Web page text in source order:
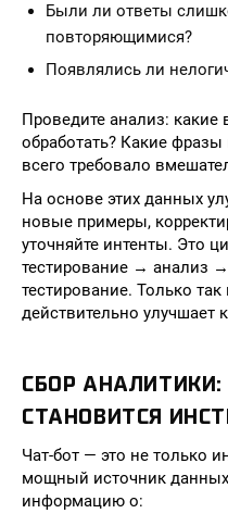
Были ли ответы
повторяющимися?
Появлялись ли
Проведите анализ: какие
обработать? Какие
всего требовало
На основе этих данных
новые примеры,
уточняйте интенты. Это
тестирование → анализ
тестирование. Только
действительно улучшает
СБОР АНАЛИТИКИ:
СТАНОВИТСЯ
Чат-бот — это не только
мощный источник
информацию о: